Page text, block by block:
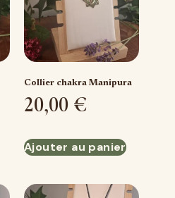
Collier chakra Manipura
20,00 €
Ajouter au panier